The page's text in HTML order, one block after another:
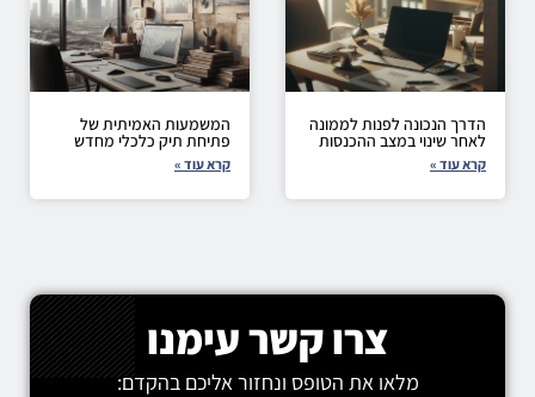
הדרך הנכונה לפנות לממונה
לאחר שינוי במצב ההכנסות
קרא עוד »
המשמעות האמיתית של
פתיחת תיק כלכלי מחדש
קרא עוד »
צרו קשר עימנו
מלאו את הטופס ונחזור אליכם בהקדם: